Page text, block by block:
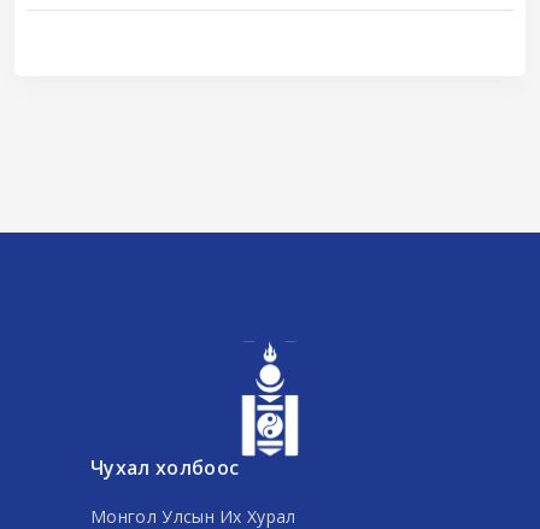
Чухал холбоос
Монгол Улсын Их Хурал